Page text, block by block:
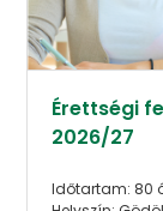
Érettségi
2026/27
Időtartam: 80